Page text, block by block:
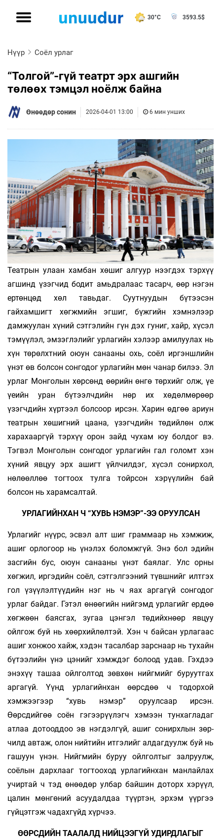
30°C 3593.5$
Нүүр Соёл урлаг
“Толгой”-гүй театрт эрх ашгийн
төлөөх тэмцэл ноёлж байна
Өнөөдөр сонин 2026-04-01 13:00 6 мин унших
Театрын улаан хамбан хөшиг алгуур нээгдэх тэрхүү
агшинд үзэгчид бодит амьдралаас тасарч, өөр нэгэн
ертөнцөд хөл тавьдаг. Суутнуудын бүтээсэн
гайхамшигт хөгжмийн эгшиг, бүжгийн хэмнэлээр
дамжуулан хүний сэтгэлийн гүн дэх гуниг, хайр, хүсэл
тэмүүлэл, эмзэглэлийг урлагийн хэлээр амилуулах нь
хүн төрөлхтний оюун санааны охь, соёл иргэншлийн
үнэт өв болсон сонгодог урлагийн мөн чанар билээ. Эл
урлаг Монголын хөрсөнд өөрийн өнгө төрхийг олж, үе
үеийн уран бүтээлчдийн нөр их хөдөлмөрөөр
үзэгчдийн хүртээл болсоор ирсэн. Харин өдгөө ариун
театрын хөшигний цаана, үзэгчдийн төдийлөн олж
харахааргүй тэрхүү орон зайд чухам юу болдог вэ.
Тэгвэл Монголын сонгодог урлагийн гал голомт хэн
хүний явцуу эрх ашигт үйлчилдэг, хүсэл сонирхол,
нөлөөллөө тогтоох тулга тойрсон хэрүүлийн бай
болсон нь харамсалтай.
УРЛАГИЙНХАН Ч “ХУВЬ НЭМЭР”-ЭЭ ОРУУЛСАН
Урлагийг нүүрс, эсвэл алт шиг граммаар нь хэмжиж,
ашиг орлогоор нь үнэлэх боломжгүй. Энэ бол эдийн
засгийн бус, оюун санааны үнэт баялаг. Улс орны
хөгжил, иргэдийн соёл, сэтгэлгээний түвшнийг илтгэх
гол үзүү­лэл­түүдийн нэг нь ч яах аргагүй сонгодог
урлаг байдаг. Гэтэл өнөөгийн нийгэмд урлагийг ердөө
хөгжөөн баясгах, зугаа цэнгэл төдийхнөөр явцуу
ойлгож буй нь хөөрхийлөлтэй. Хэн ч байсан урлагаас
ашиг хонжоо хайж, хэдэн тасалбар зарснаар нь тухайн
бүтээлийн үнэ цэнийг хэмждэг болоод удав. Гэхдээ
энэхүү ташаа ойлголтод зөвхөн нийгмийг буруутгах
аргагүй. Үүнд урлагийнхан өөрсдөө ч тодорхой
хэмжээгээр “хувь нэмэр” оруулсаар ирсэн.
Өөрсдийгөө соён гэгээрүүлэгч хэмээн тунхагладаг
атлаа дотооддоо эв нэгдэлгүй, ашиг сонирхлын зөр­
чилд автаж, олон нийтийн итгэлийг алдагдуулж буй нь
гашуун үнэн. Нийгмийн буруу ойлголтыг залруулж,
соёлын дархлааг тогтооход урлагийнхан манлайлах
учиртай ч тэд өнөөдөр улбар байшин доторх хэрүүл,
цалин мөнгөний асуудалдаа түүртэн, эрхэм үүргээ
гүйцэтгэж чадахгүйд хүрчээ.
ӨӨРСДИЙН ТААЛАЛД НИЙЦЭЭГҮЙ УДИРДЛАГЫГ